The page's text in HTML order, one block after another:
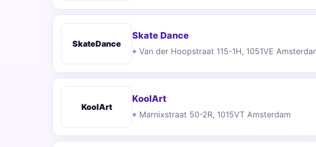
SkateDance
Skate Dance
Van der Hoopstraat 115-1H, 1051VE
KoolArt
KoolArt
Marnixstraat 50-2R, 1015VT Amsterdam